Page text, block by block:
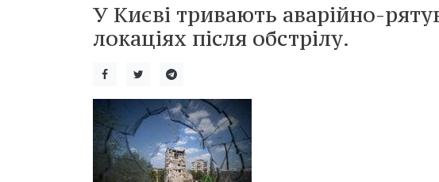
У Києві тривають аварійно-
локаціях після обстрілу.